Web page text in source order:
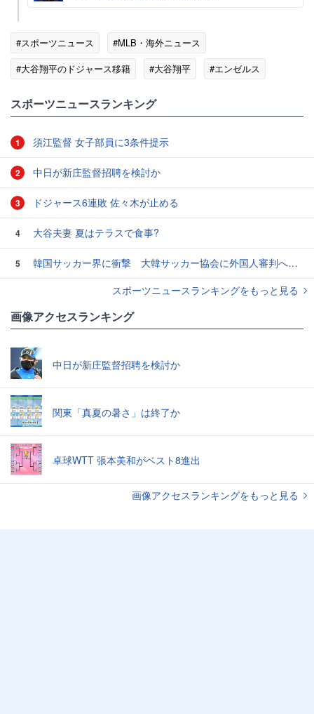
#スポーツニュース
#MLB・海外ニュース
#大谷翔平のドジャース移籍
#大谷翔平
#エンゼルス
スポーツニュースランキング
1 須江監督 女子部員に3条件提示
2 中日が新庄監督招聘を検討か
3 ドジャース6連敗 佐々木が止める
4 大谷夫妻 夏はテラスで食事?
5
韓国サッカー界に衝撃 大韓サッカー協会に外国人審判への“性的接待”疑惑 韓国メディアが報道
スポーツニュースランキングをもっと見る
画像アクセスランキング
中日が新庄監督招聘を検討か
関東「真夏の暑さ」は終了か
卓球WTT 張本美和がベスト8進出
画像アクセスランキングをもっと見る